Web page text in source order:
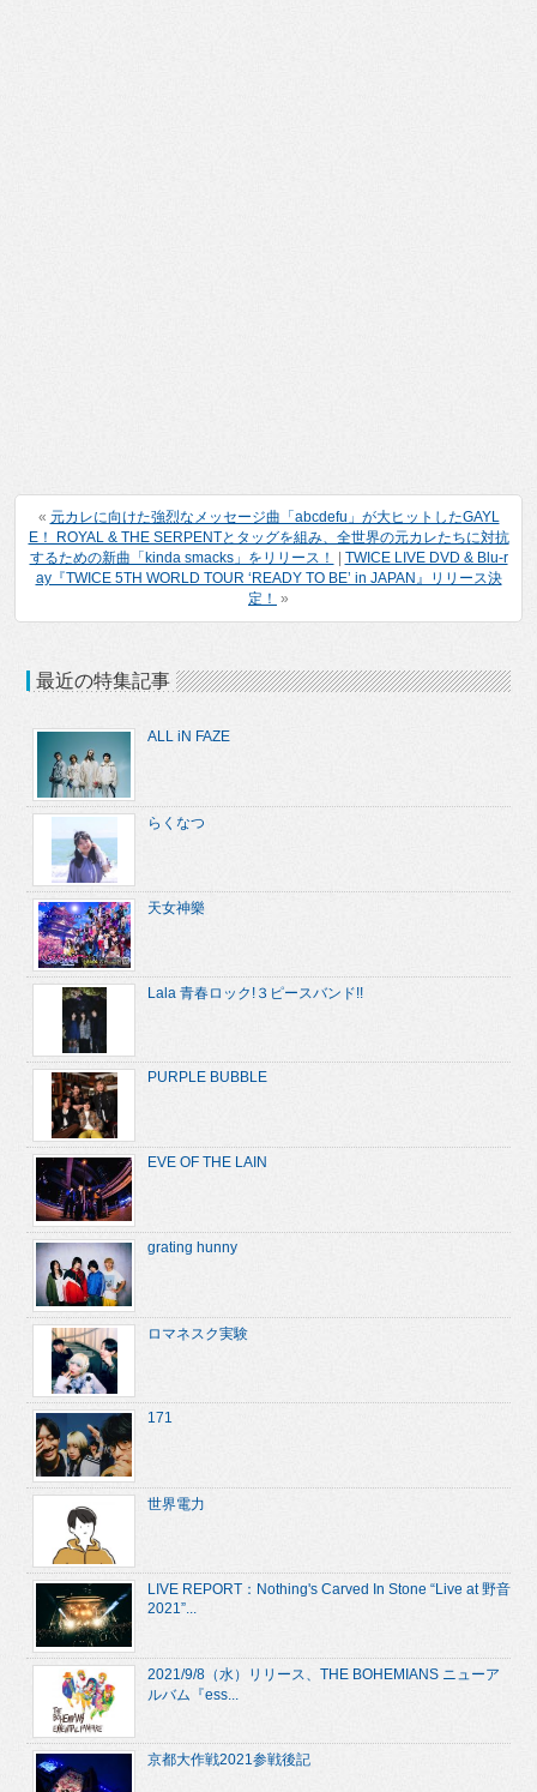
« 元カレに向けた強烈なメッセージ曲「abcdefu」が大ヒットしたGAYL
E！ ROYAL & THE SERPENTとタッグを組み、全世界の元カレたちに対抗
するための新曲「kinda smacks」をリリース！
TWICE LIVE DVD & Blu-r
ay『TWICE 5TH WORLD TOUR ‘READY TO BE’ in JAPAN』リリース決
定！ »
最近の特集記事
ALL iN FAZE
らくなつ
天女神樂
Lala 青春ロック!３ピースバンド!!
PURPLE BUBBLE
EVE OF THE LAIN
grating hunny
ロマネスク実験
171
世界電力
LIVE REPORT：Nothing's Carved In Stone “Live at 野音
2021”...
2021/9/8（水）リリース、THE BOHEMIANS ニューア
ルバム『ess...
京都大作戦2021参戦後記